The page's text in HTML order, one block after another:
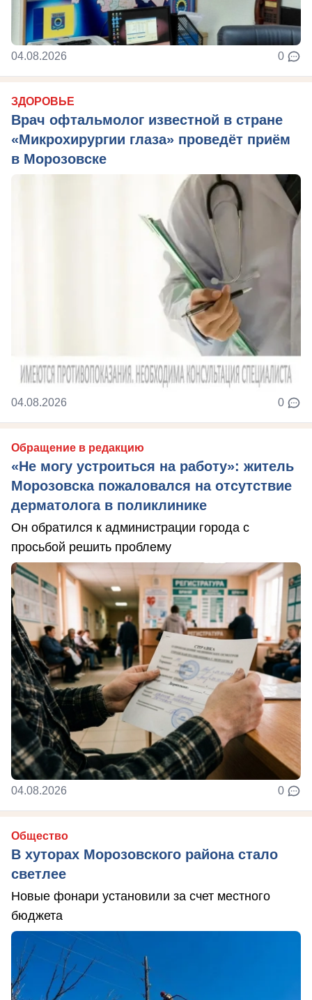
04.08.2026 0
ЗДОРОВЬЕ
Врач офтальмолог известной в стране
«Микрохирургии глаза» проведёт приём
в Морозовске
04.08.2026 0
Обращение в редакцию
«Не могу устроиться на работу»: житель
Морозовска пожаловался на отсутствие
дерматолога в поликлинике
Он обратился к администрации города с
просьбой решить проблему
04.08.2026 0
Общество
В хуторах Морозовского района стало
светлее
Новые фонари установили за счет местного
бюджета